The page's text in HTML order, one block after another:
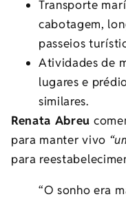
Transporte
cabotagem,
passeios
Atividades de
lugares e
similares.
Renata Abreu
para manter vivo
para
“O sonho era